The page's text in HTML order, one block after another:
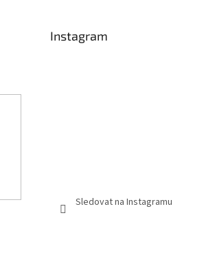
Instagram
Sledovat na Instagramu